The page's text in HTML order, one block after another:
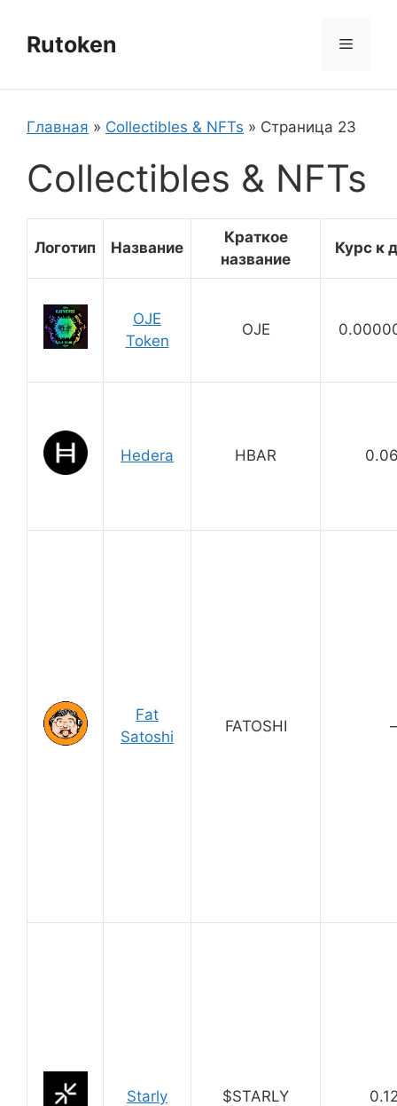
содержимому
Rutoken Меню
Главная » Collectibles & NFTs » Страница 23
Collectibles & NFTs
Логотип Название
Краткое
название
Курс к
OJE
Token
OJE
Hedera HBAR
Fat
Satoshi
FATOSHI –
Starly $STARLY